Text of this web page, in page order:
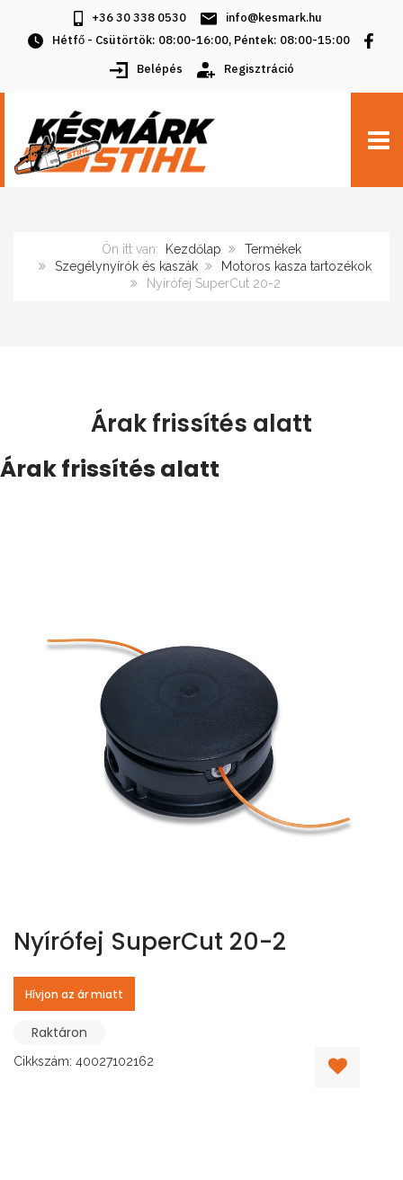
+36 30 338 0530
info@kesmark.hu
Hétfő - Csütörtök: 08:00-16:00, Péntek: 08:00-15:00
Belépés
Regisztráció
Ön itt van: Kezdőlap
Termékek
Szegélynyírók és kaszák
Motoros kasza tartozékok
Nyírófej SuperCut 20-2
Árak frissítés alatt
Árak frissítés alatt
Nyírófej SuperCut 20-2
Hívjon az ár miatt
Raktáron
Cikkszám: 40027102162